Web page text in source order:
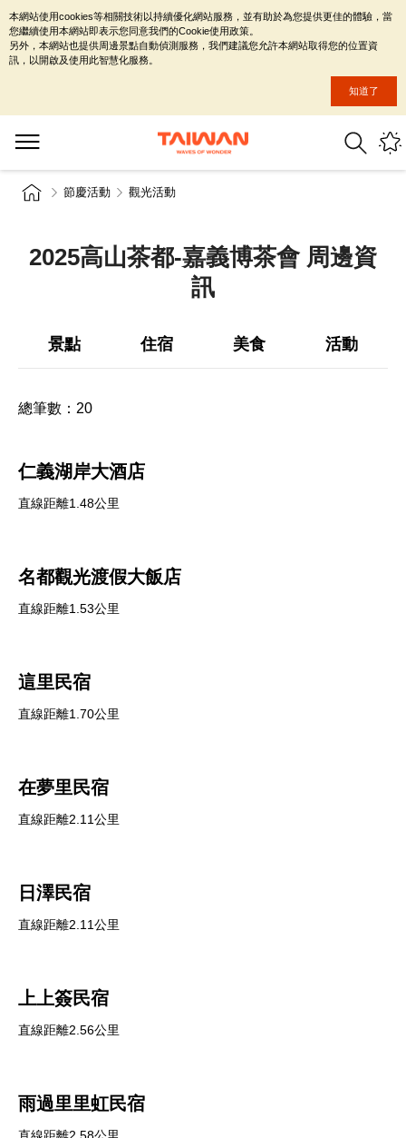
節慶活動 觀光活動
2025高山茶都-嘉義博茶會 周邊資
訊
景點 住宿 美食 活動
總筆數： 20
仁義湖岸大酒店
直線距離1.48公里
名都觀光渡假大飯店
直線距離1.53公里
這里民宿
直線距離1.70公里
在夢里民宿
直線距離2.11公里
日澤民宿
直線距離2.11公里
上上簽民宿
直線距離2.56公里
雨過里里虹民宿
本網站使用cookies等相關技術以持續優化網站服務，並有助於為您提供更佳的體驗，當
您繼續使用本網站即表示您同意我們的Cookie使用政策。
另外，本網站也提供周邊景點自動偵測服務，我們建議您允許本網站取得您的位置資
訊，以開啟及使用此智慧化服務。
知道了